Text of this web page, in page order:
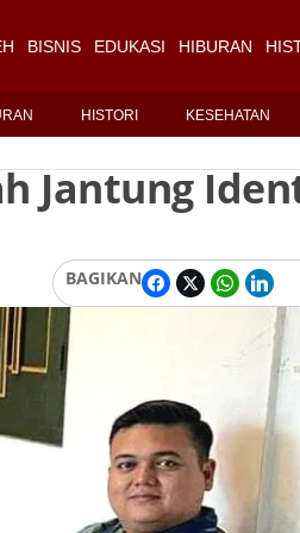
BISNIS EDUKASI HIBURAN
HISTORI KESEHATAN
Jantung
BAGIKAN